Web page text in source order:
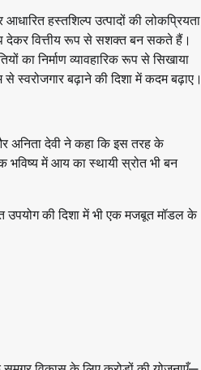
हस्तशिल्प उत्पादों की लोकप्रियता
देकर वित्तीय रूप से सशक्त बन सकते हैं।
का निर्माण व्यावहारिक रूप से सिखाया
स्वरोजगार बढ़ाने की दिशा में कदम बढ़ाए।
अनिता देवी ने कहा कि इस तरह के
में आय का स्थायी स्रोत भी बन
की दिशा में भी एक मजबूत मॉडल के